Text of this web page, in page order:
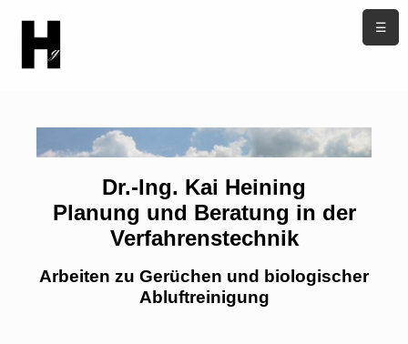
☰
Dr.-Ing. Kai Heining
Planung und Beratung in der
Verfahrenstechnik
Arbeiten zu Gerüchen und biologischer
Abluftreinigung